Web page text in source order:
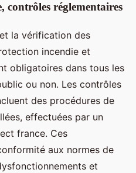
contrôles réglementaires
la vérification des
incendie et
obligatoires dans tous les
ou non. Les contrôles
des procédures de
effectuées par un
france. Ces
aux normes de
et